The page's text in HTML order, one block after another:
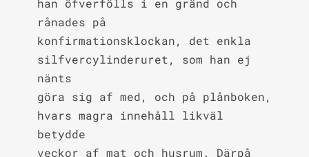
han öfverfölls i en gränd och
rånades på
konfirmationsklockan, det enkla
silfvercylinderuret, som han ej
nänts
göra sig af med, och på plånboken,
hvars magra innehåll likväl
betydde
veckor af mat och husrum. Därpå